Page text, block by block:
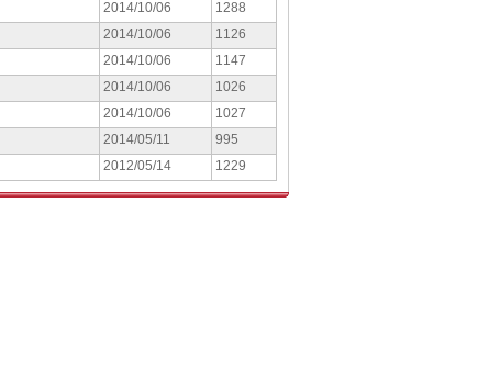
2014/10/06
1288
2014/10/06
1126
2014/10/06
1147
2014/10/06
1026
2014/10/06
1027
2014/05/11
995
2012/05/14 1229